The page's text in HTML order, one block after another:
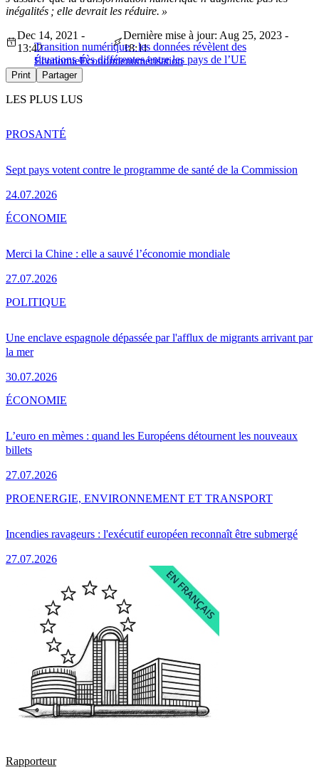
inégalités ; elle devrait les réduire. »
Transition numérique : les données révèlent des
situations très différentes entre les pays de l’UE
Dec 14, 2021 -
13:42
Dernière mise à jour: Aug 25, 2023 -
18:11
ÉconomieÉconomienumérisation
Print Partager
LES PLUS LUS
Sept pays votent contre le programme de santé de la Commission
24.07.2026
PROSANTÉ
Merci la Chine : elle a sauvé l’économie mondiale
27.07.2026
ÉCONOMIE
Une enclave espagnole dépassée par l'afflux de migrants arrivant par
la mer
30.07.2026
POLITIQUE
L’euro en mèmes : quand les Européens détournent les nouveaux
billets
27.07.2026
ÉCONOMIE
Incendies ravageurs : l'exécutif européen reconnaît être submergé
27.07.2026
PROENERGIE, ENVIRONNEMENT ET TRANSPORT
Rapporteur